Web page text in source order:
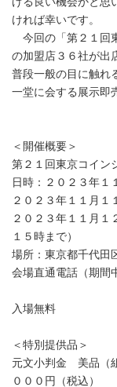
ければ幸いです。
今回の「第２１回
の加盟店３６社が出
普段一般の目に触れ
一堂に会する展示即
＜開催概要＞
第２１回東京コイン
日時：２０２３年１
２０２３年１１月１
２０２３年１１月１
１５時まで）
場所：東京都千代
会場直通電話（期間
入場無料
＜特別提供品＞
元文小判金 美品（
０００円（税込）